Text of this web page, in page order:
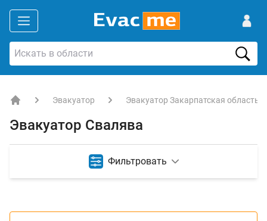
Эвакуатор Эвакуатор Закарпатская область
Эвакуатор Свалява
Фильтровать